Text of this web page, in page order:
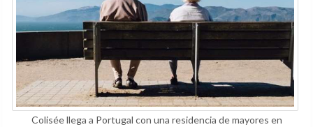
Colisée llega a Portugal con una residencia de mayores en